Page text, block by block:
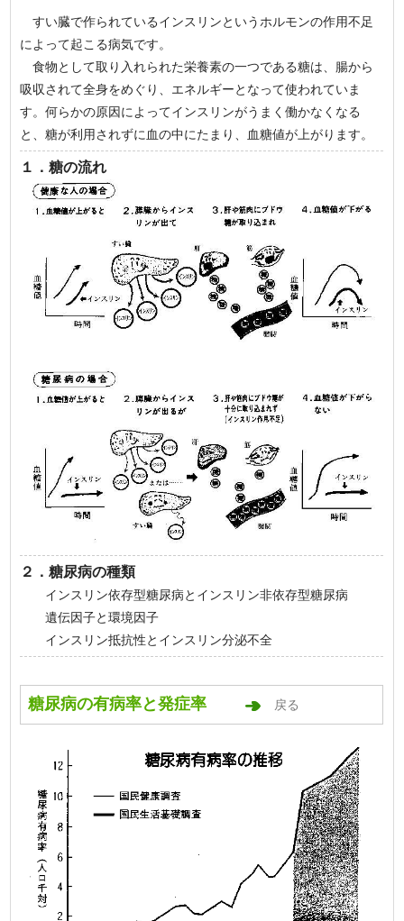
すい臓で作られているインスリンというホルモンの作用不足
によって起こる病気です。
食物として取り入れられた栄養素の一つである糖は、腸から
吸収されて全身をめぐり、エネルギーとなって使われていま
す。何らかの原因によってインスリンがうまく働かなくなる
と、糖が利用されずに血の中にたまり、血糖値が上がります。
１．糖の流れ
２．糖尿病の種類
インスリン依存型糖尿病とインスリン非依存型糖尿病
遺伝因子と環境因子
インスリン抵抗性とインスリン分泌不全
糖尿病の有病率と発症率 戻る